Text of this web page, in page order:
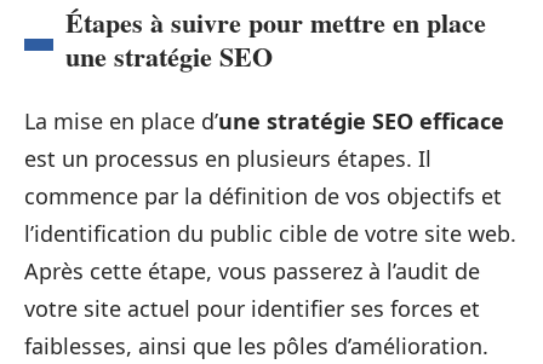
Étapes à suivre pour mettre en place
une stratégie SEO
La mise en place d’une stratégie SEO efficace
est un processus en plusieurs étapes. Il
commence par la définition de vos objectifs et
l’identification du public cible de votre site web.
Après cette étape, vous passerez à l’audit de
votre site actuel pour identifier ses forces et
faiblesses, ainsi que les pôles d’amélioration.